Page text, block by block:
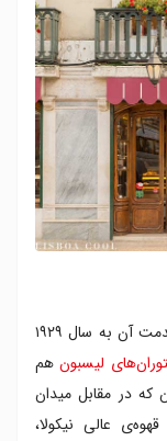
نیکولا در میدان روسیو (Rossio) قرار دارد و قدمت آن به سال ۱۹۲۹
لیسبونهم
در مقابل میدان
عالی نیکولا،